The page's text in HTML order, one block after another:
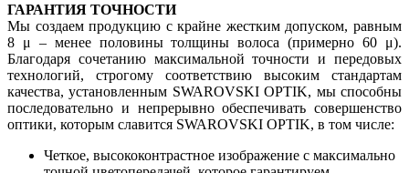
ГАРАНТИЯ ТОЧНОСТИ
Мы создаем продукцию с крайне жестким допуском, равным
8 μ – менее половины толщины волоса (примерно 60 μ).
Благодаря сочетанию максимальной точности и передовых
технологий, строгому соответствию высоким стандартам
качества, установленным SWAROVSKI OPTIK, мы способны
последовательно и непрерывно обеспечивать совершенство
оптики, которым славится SWAROVSKI OPTIK, в том числе:
Четкое, высококонтрастное изображение с максимально